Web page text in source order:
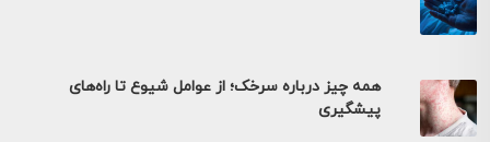
همه چیز درباره سرخک؛ از عوامل شیوع تا راه‌های
پیشگیری